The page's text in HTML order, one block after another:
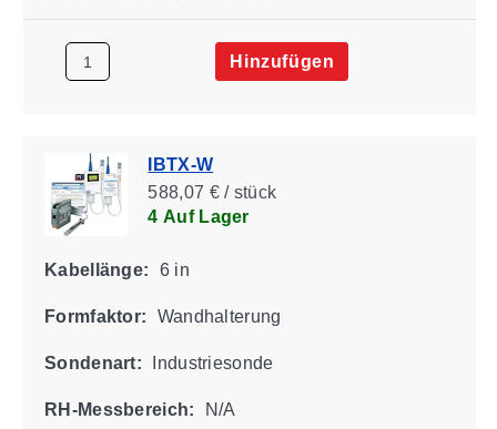
Hinzufügen
IBTX-W
588,07 € / stück
4 Auf Lager
Kabellänge: 6 in
Formfaktor: Wandhalterung
Sondenart: Industriesonde
RH-Messbereich: N/A